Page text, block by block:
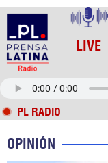
LIVE
PL RADIO
OPINIÓN